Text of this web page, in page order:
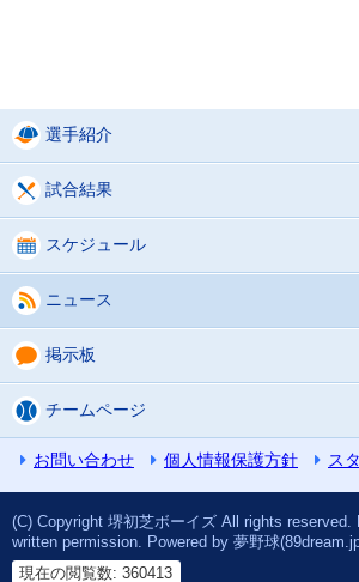
選手紹介
試合結果
スケジュール
ニュース
掲示板
チームページ
お問い合わせ 個人情報保護方針 ス
(C) Copyright 堺初芝ボーイズ All rights reserved.
written permission. Powered by 夢野球
現在の閲覧数: 360413